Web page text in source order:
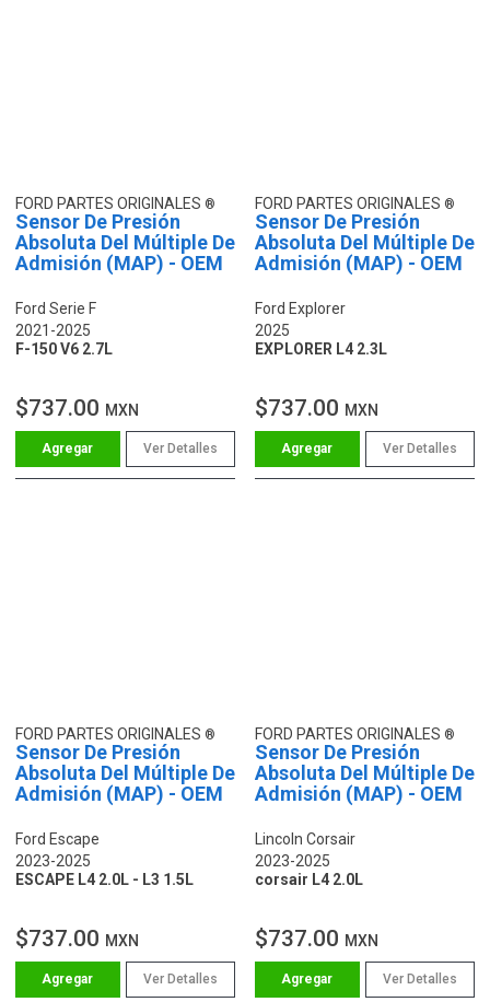
FORD PARTES ORIGINALES
Sensor De Presión
Absoluta Del Múltiple De
Admisión (MAP) - OEM
Ford Serie F
2021-2025
F-150 V6 2.7L
$737.00 MXN
Ver Detalles
FORD PARTES ORIGINALES
Sensor De Presión
Absoluta Del Múltiple De
Admisión (MAP) - OEM
Ford Explorer
2025
EXPLORER L4 2.3L
$737.00 MXN
Ver Detalles
FORD PARTES ORIGINALES
Sensor De Presión
Absoluta Del Múltiple De
Admisión (MAP) - OEM
Ford Escape
2023-2025
ESCAPE L4 2.0L - L3 1.5L
$737.00 MXN
Ver Detalles
FORD PARTES ORIGINALES
Sensor De Presión
Absoluta Del Múltiple De
Admisión (MAP) - OEM
Lincoln Corsair
2023-2025
corsair L4 2.0L
$737.00 MXN
Ver Detalles